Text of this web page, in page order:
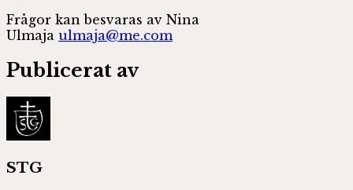
Frågor kan besvaras av Nina
Ulmaja ulmaja@me.com
Publicerat av
STG